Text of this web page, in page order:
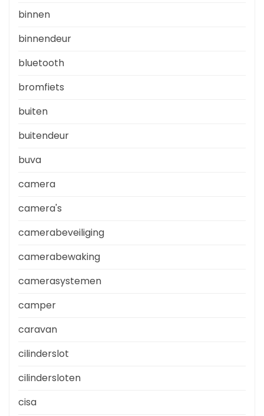
binnen
binnendeur
bluetooth
bromfiets
buiten
buitendeur
buva
camera
camera's
camerabeveiliging
camerabewaking
camerasystemen
camper
caravan
cilinderslot
cilindersloten
cisa